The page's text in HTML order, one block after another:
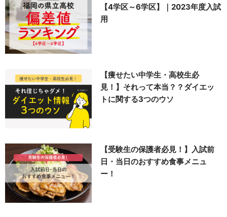
【4学区～6学区】｜2023年度入試
用
【痩せたい中学生・高校生必
見！】それって本当？？ダイエッ
トに関する3つのウソ
【受験生の保護者必見！】入試前
日・当日のおすすめ食事メニュ
ー！